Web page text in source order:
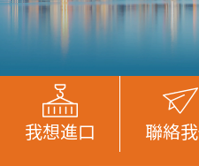
我想進口 聯絡